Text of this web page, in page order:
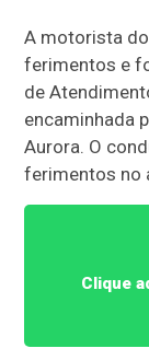
A motorista
ferimentos e
de
encaminhada
Aurora. O
ferimentos no
Clique